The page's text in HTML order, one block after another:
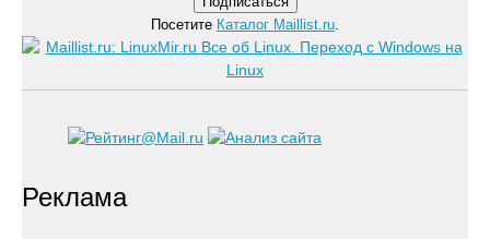
Посетите Каталог Maillist.ru.
Реклама